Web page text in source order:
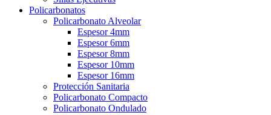
Policarbonatos
Policarbonato Alveolar
Espesor 4mm
Espesor 6mm
Espesor 8mm
Espesor 10mm
Espesor 16mm
Protección Sanitaria
Policarbonato Compacto
Policarbonato Ondulado